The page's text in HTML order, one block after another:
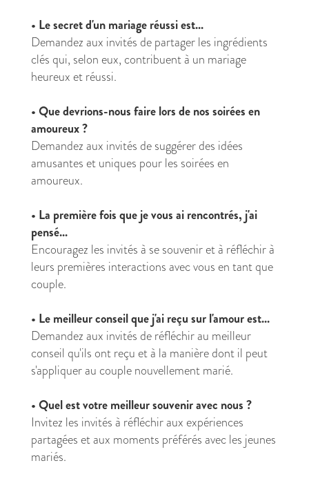
• Le secret d'un mariage réussi est...
Demandez aux invités de partager les ingrédients
clés qui, selon eux, contribuent à un mariage
heureux et réussi.
•Que devrions-nous faire lors de nos soirées en
amoureux ?
Demandez aux invités de suggérer des idées
amusantes et uniques pour les soirées en
amoureux.
• La première fois que je vous ai rencontrés, j'ai
pensé...
Encouragez les invités à se souvenir et à réfléchir à
leurs premières interactions avec vous en tant que
couple.
• Le meilleur conseil que j'ai reçu sur l'amour est...
Demandez aux invités de réfléchir au meilleur
conseil qu'ils ont reçu et à la manière dont il peut
s'appliquer au couple nouvellement marié.
•Quel est votre meilleur souvenir avec nous ?
Invitez les invités à réfléchir aux expériences
partagées et aux moments préférés avec les jeunes
mariés.